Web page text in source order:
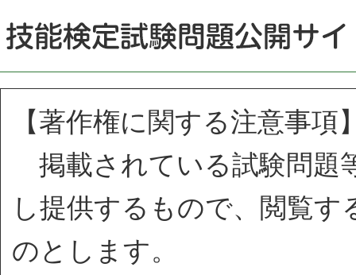
【著作権に関する注意事項
掲載されている試験問題
し提供するもので、閲覧
のとします。